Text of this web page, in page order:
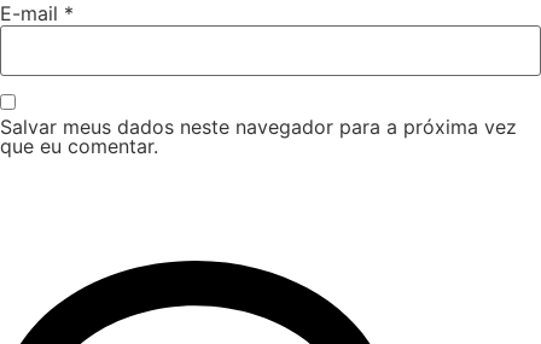
E-mail *
Salvar meus dados neste navegador para a próxima vez
que eu comentar.